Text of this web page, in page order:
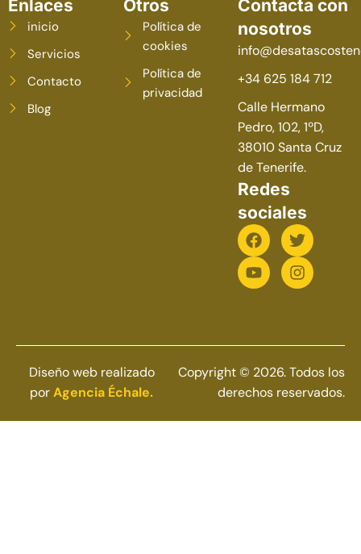
Enlaces
inicio
Servicios
Contacto
Blog
Otros
Política de
cookies
Política de
privacidad
Contacta con
nosotros
+34 625 184 712
Calle Hermano
Pedro, 102, 1ºD,
38010 Santa Cruz
de Tenerife.
Redes
sociales
Diseño web realizado
porAgencia Échale.
Copyright © 2026. Todos los
derechos reservados.